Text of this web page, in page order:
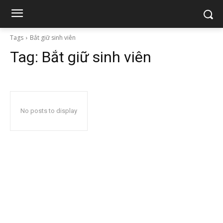
Tags Bắt giữ sinh viên
Tag: Bắt giữ sinh viên
No posts to display